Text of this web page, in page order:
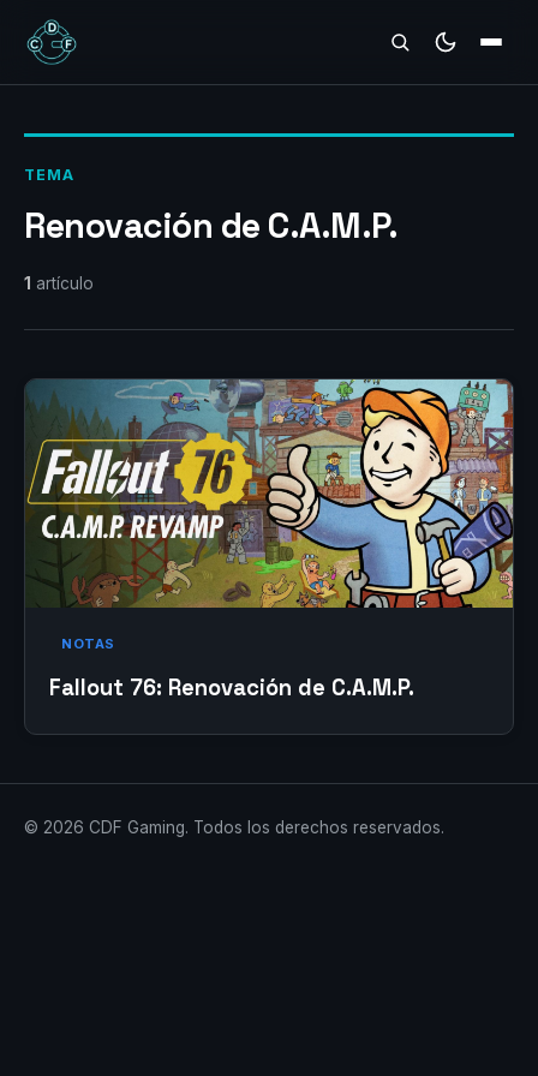
REVIEWS
TEMA
Renovación de C.A.M.P.
1 artículo
NOTAS
Fallout 76: Renovación de C.A.M.P.
© 2026 CDF Gaming. Todos los derechos reservados.